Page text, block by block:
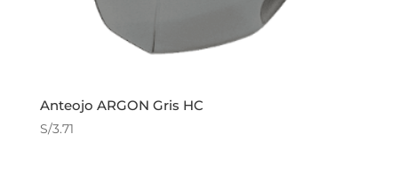
Anteojo ARGON Gris HC
S/3.71